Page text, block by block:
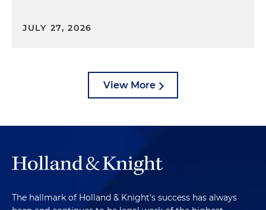
JULY 27, 2026
View More
The hallmark of Holland & Knight's success has always